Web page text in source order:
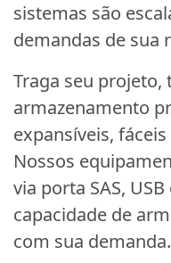
sistemas são
demandas de sua
Traga seu projeto,
armazenamento
expansíveis,
Nossos
via porta SAS,
capacidade de
com sua demanda.